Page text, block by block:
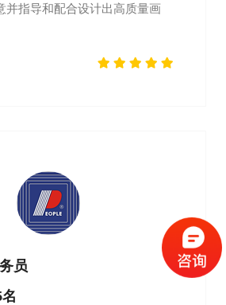
并指导和配合设计出高质量画
员